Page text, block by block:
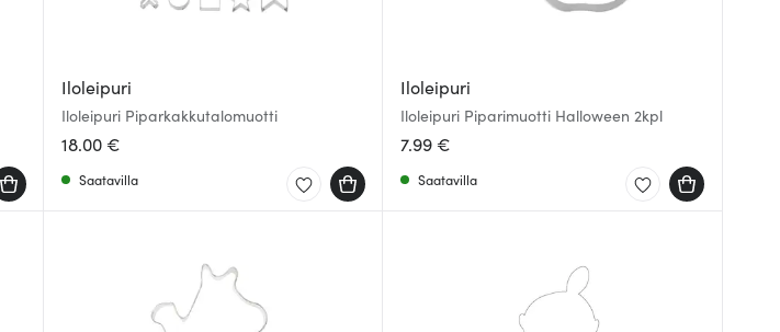
Iloleipuri
Iloleipuri Piparkakkutalomuotti
18.00 €
Saatavilla
Iloleipuri
Iloleipuri Piparimuotti Halloween 2kpl
7.99 €
Saatavilla